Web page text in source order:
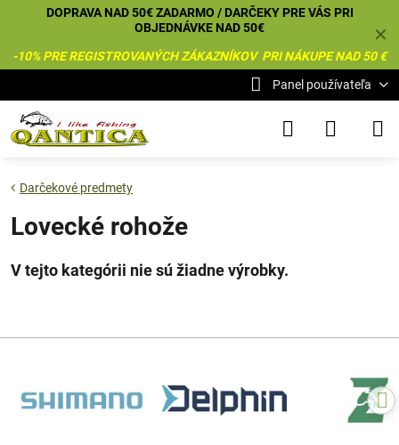
✕
DOPRAVA NAD 50€ ZADARMO / DARČEKY PRE VÁS PRI
OBJEDNÁVKE NAD 50€
-10% PRE REGISTROVANÝCH ZÁKAZNÍKOV PRI NÁKUPE NAD 50 €
Panel používateľa
Darčekové predmety
Lovecké rohože